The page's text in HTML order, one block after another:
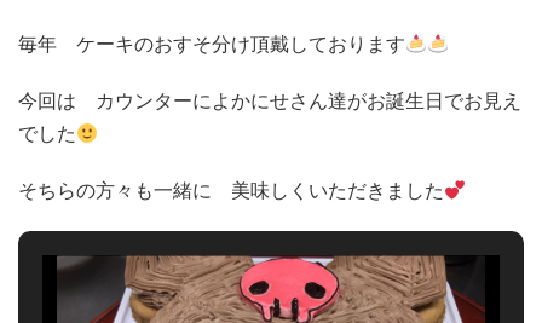
毎年 ケーキのおすそ分け頂戴しております
今回は カウンターによかにせさん達がお誕生日でお見え
でした
そちらの方々も一緒に 美味しくいただきました